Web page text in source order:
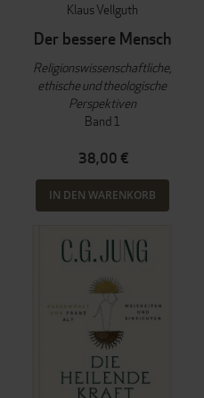
Klaus Vellguth
Der bessere Mensch
Religionswissenschaftliche,
ethische und theologische
Perspektiven
Band 1
38,00 €
IN DEN WARENKORB